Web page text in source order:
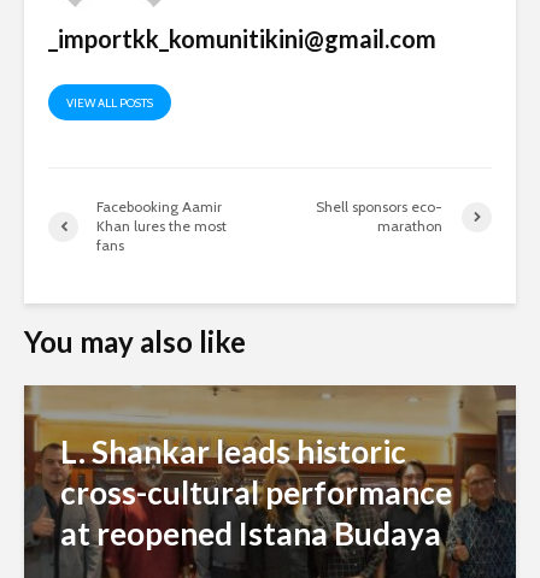
_importkk_komunitikini@gmail.com
VIEW ALL POSTS
Facebooking Aamir
Khan lures the most
fans
Shell sponsors eco-
marathon
You may also like
L. Shankar leads historic
cross-cultural performance
at reopened Istana Budaya